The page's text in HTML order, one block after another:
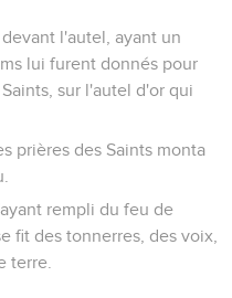
l'autel, ayant un
lui furent donnés pour
sur l'autel d'or qui
prières des Saints monta
rempli du feu de
fit des tonnerres, des voix,
terre.